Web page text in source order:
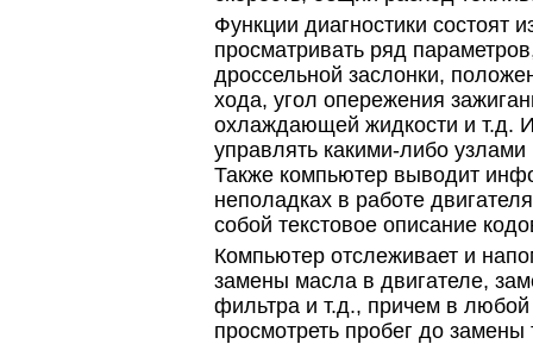
Функции диагностики состоят
просматривать ряд
дроссельной заслонки,
хода, угол опережения
охлаждающей жидкости и т.д.
управлять какими-либо
Также компьютер выводит
неполадках в работе
собой текстовое описание
Компьютер отслеживает и
замены масла в двигателе,
фильтра и т.д., причем в
просмотреть пробег до замены